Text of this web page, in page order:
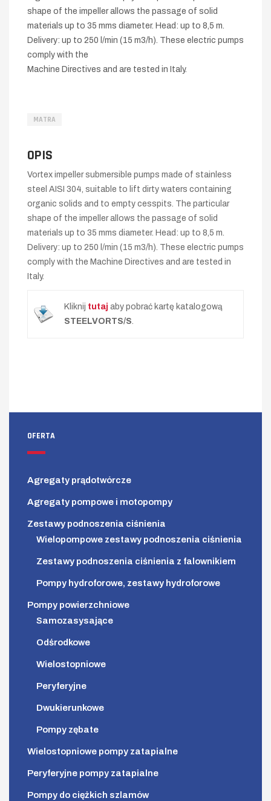
shape of the impeller allows the passage of solid
materials up to 35 mms diameter. Head: up to 8,5 m.
Delivery: up to 250 l/min (15 m3/h). These electric pumps
comply with the
Machine Directives and are tested in Italy.
MATRA
OPIS
Vortex impeller submersible pumps made of stainless
steel AISI 304, suitable to lift dirty waters containing
organic solids and to empty cesspits. The particular
shape of the impeller allows the passage of solid
materials up to 35 mms diameter. Head: up to 8,5 m.
Delivery: up to 250 l/min (15 m3/h). These electric pumps
comply with the Machine Directives and are tested in
Italy.
Kliknij tutaj aby pobrać kartę katalogową
STEELVORTS/S.
OFERTA
Agregaty prądotwórcze
Agregaty pompowe i motopompy
Zestawy podnoszenia ciśnienia
Wielopompowe zestawy podnoszenia ciśnienia
Zestawy podnoszenia ciśnienia z falownikiem
Pompy hydroforowe, zestawy hydroforowe
Pompy powierzchniowe
Samozasysające
Odśrodkowe
Wielostopniowe
Peryferyjne
Dwukierunkowe
Pompy zębate
Wielostopniowe pompy zatapialne
Peryferyjne pompy zatapialne
Pompy do ciężkich szlamów